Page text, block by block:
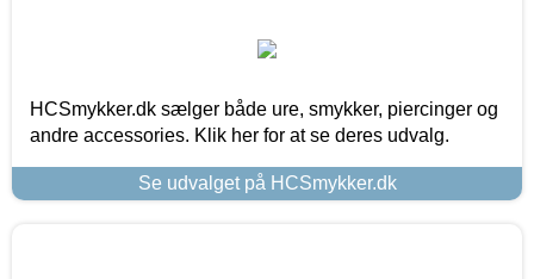
HCSmykker.dk sælger både ure, smykker, piercinger og
andre accessories. Klik her for at se deres udvalg.
Se udvalget på HCSmykker.dk